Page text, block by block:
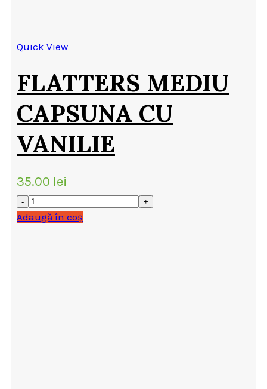
Quick View
FLATTERS MEDIU
CAPSUNA CU
VANILIE
35.00 lei
Adaugă în coș